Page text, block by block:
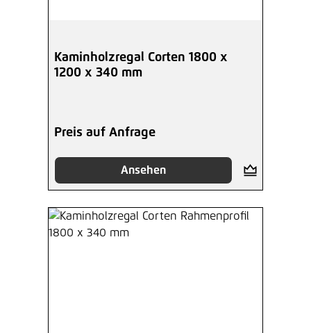
Kaminholzregal Corten 1800 x
1200 x 340 mm
Preis auf Anfrage
Ansehen